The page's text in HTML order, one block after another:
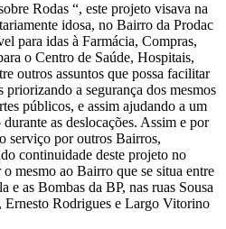
Rodas “, este projeto visava na
idosa, no Bairro da Prodac
para idas à Farmácia, Compras,
o Centro de Saúde, Hospitais,
outros assuntos que possa facilitar
priorizando a segurança dos mesmos
públicos, e assim ajudando a um
as deslocações. Assim e por
serviço por outros Bairros,
continuidade deste projeto no
mesmo ao Bairro que se situa entre
e as Bombas da BP, nas ruas Sousa
Ernesto Rodrigues e Largo Vitorino